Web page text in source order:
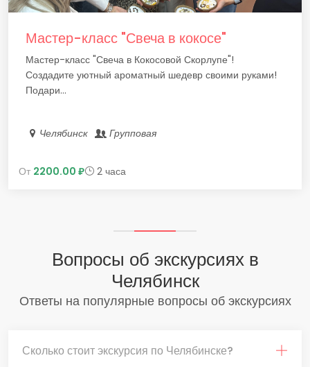
Мастер-класс "Свеча в кокосе"
Мастер-класс "Свеча в Кокосовой Скорлупе"!
Создадите уютный ароматный шедевр своими руками!
Подари...
Челябинск Групповая
От 2200.00 ₽ 2 часа
Вопросы об экскурсиях в
Челябинск
Ответы на популярные вопросы об экскурсиях
Сколько стоит экскурсия по Челябинске?